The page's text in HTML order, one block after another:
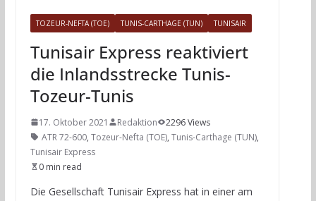
TOZEUR-NEFTA (TOE) TUNIS-CARTHAGE (TUN) TUNISAIR
Tunisair Express reaktiviert
die Inlandsstrecke Tunis-
Tozeur-Tunis
17. Oktober 2021 Redaktion
2296 Views
ATR 72-600, Tozeur-Nefta (TOE), Tunis-Carthage (TUN),
Tunisair Express
0 min read
Die Gesellschaft Tunisair Express hat in einer am